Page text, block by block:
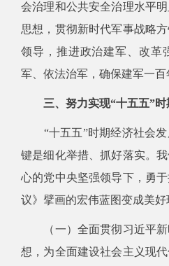
会治理和公共安全治理水平
思想，贯彻新时代军事战略
领导，推进政治建军、改革
军、依法治军，确保建军一百
三、努力实现“十五五”
“十五五”时期经济社会
键是细化举措、抓好落实。
心的党中央坚强领导下，勇
议》擘画的宏伟蓝图变成美好
（一）全面贯彻习近平
想，为全面建设社会主义现